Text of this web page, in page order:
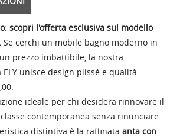
scopri l'offerta esclusiva sul modello
Se cerchi un mobile bagno moderno in
prezzo imbattibile, la nostra
unisce design plissé e qualità
ideale per chi desidera rinnovare il
contemporanea senza rinunciare
distintiva è la raffinata anta con